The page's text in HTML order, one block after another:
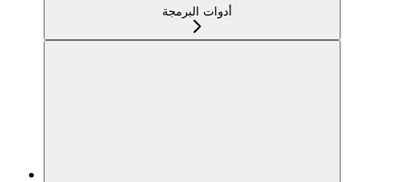
أدوات البرمجة